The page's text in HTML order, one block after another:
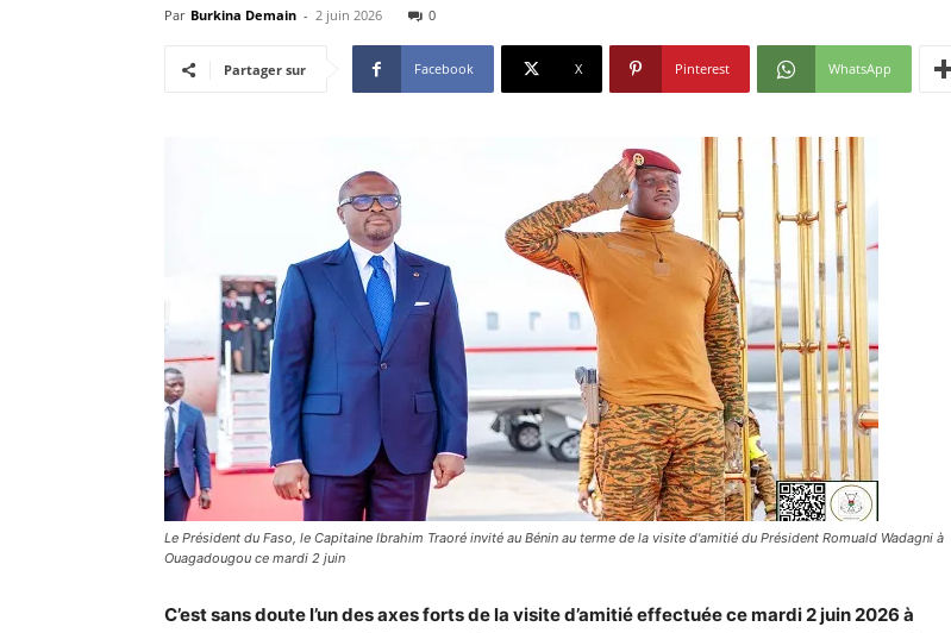
Par Burkina Demain - 2 juin 2026 0
Partager sur Facebook X Pinterest WhatsApp
Le Président du Faso, le Capitaine Ibrahim Traoré invité au Bénin au terme de la visite d'amitié du Président Romuald Wadagni à
Ouagadougou ce mardi 2 juin
C’est sans doute l’un des axes forts de la visite d’amitié effectuée ce mardi 2 juin 2026 à